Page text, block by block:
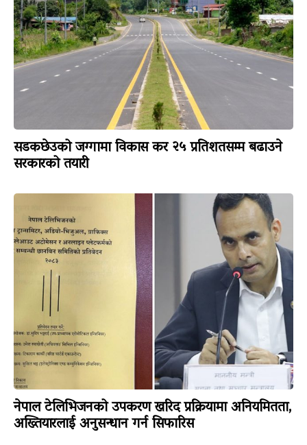
सडकछेउको जग्गामा विकास कर २५ प्रतिशतसम्म बढाउने
सरकारको तयारी
नेपाल टेलिभिजनको उपकरण खरिद प्रक्रियामा अनियमितता,
अख्तियारलाई अनुसन्धान गर्न सिफारिस